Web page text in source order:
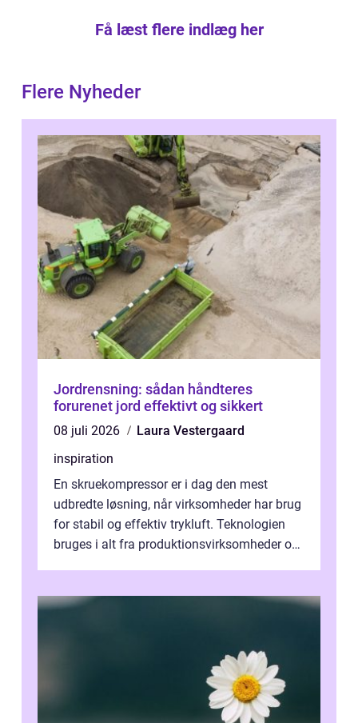
Få læst flere indlæg her
Flere Nyheder
Jordrensning: sådan håndteres
forurenet jord effektivt og sikkert
08 juli 2026
Laura Vestergaard
inspiration
En skruekompressor er i dag den mest
udbredte løsning, når virksomheder har brug
for stabil og effektiv trykluft. Teknologien
bruges i alt fra produktionsvirksomheder og